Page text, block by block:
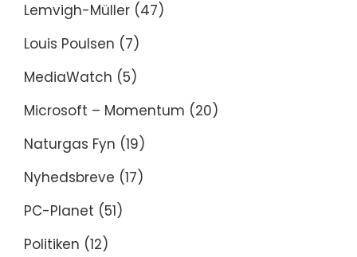
Lemvigh-Müller (47)
Louis Poulsen (7)
MediaWatch (5)
Microsoft – Momentum (20)
Naturgas Fyn (19)
Nyhedsbreve (17)
PC-Planet (51)
Politiken (12)